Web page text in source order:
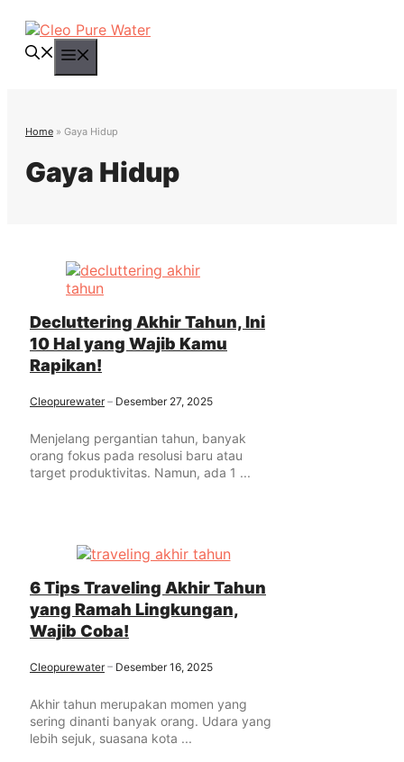
Gaya Hidup
Home » Gaya Hidup
Decluttering Akhir Tahun, Ini
10 Hal yang Wajib Kamu
Rapikan!
Cleopurewater Desember 27, 2025
Menjelang pergantian tahun, banyak
orang fokus pada resolusi baru atau
target produktivitas. Namun, ada 1 ...
6 Tips Traveling Akhir Tahun
yang Ramah Lingkungan,
Wajib Coba!
Cleopurewater Desember 16, 2025
Akhir tahun merupakan momen yang
sering dinanti banyak orang. Udara yang
lebih sejuk, suasana kota ...